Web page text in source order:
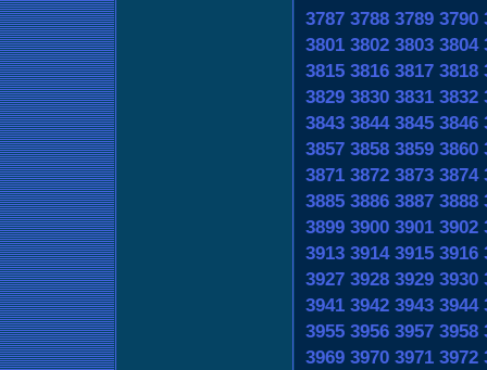
3787 3788 3789 3790
3801 3802 3803 3804
3815 3816 3817 3818
3829 3830 3831 3832
3843 3844 3845 3846
3857 3858 3859 3860
3871 3872 3873 3874
3885 3886 3887 3888
3899 3900 3901 3902
3913 3914 3915 3916
3927 3928 3929 3930
3941 3942 3943 3944
3955 3956 3957 3958
3969 3970 3971 3972